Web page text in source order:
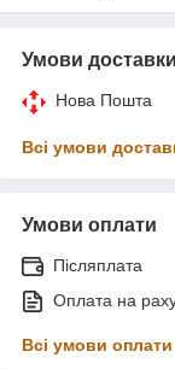
Умови доставки
Нова Пошта
Всі умови
Умови оплати
Післяплата
Оплата на
Всі умови оплати